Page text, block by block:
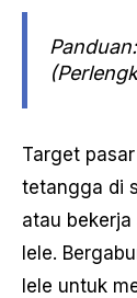
Panduan:
Target
tetangga di
atau
lele.
lele untuk